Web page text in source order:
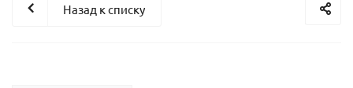
Назад к списку